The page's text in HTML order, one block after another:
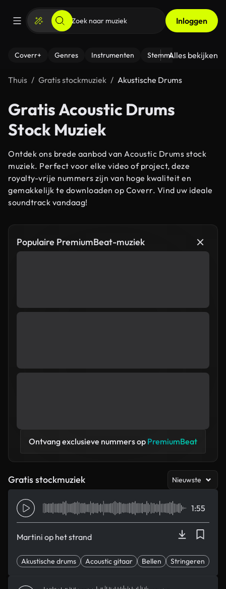
Inloggen
Coverr+ Genres Instrumenten StemmingAlles bekijken
Thuis Gratis stockmuziek Akustische Drums
Gratis Acoustic Drums
Stock Muziek
Ontdek ons brede aanbod van Acoustic Drums stock
muziek. Perfect voor elke video of project, deze
royalty-vrije nummers zijn van hoge kwaliteit en
gemakkelijk te downloaden op Coverr. Vind uw ideale
soundtrack vandaag!
Populaire PremiumBeat-muziek
Ontvang exclusieve nummers op PremiumBeat
Gratis stockmuziek Nieuwste
Martini op het strand
1:55
Akustische drums Acoustic gitaar Bellen
Stringeren